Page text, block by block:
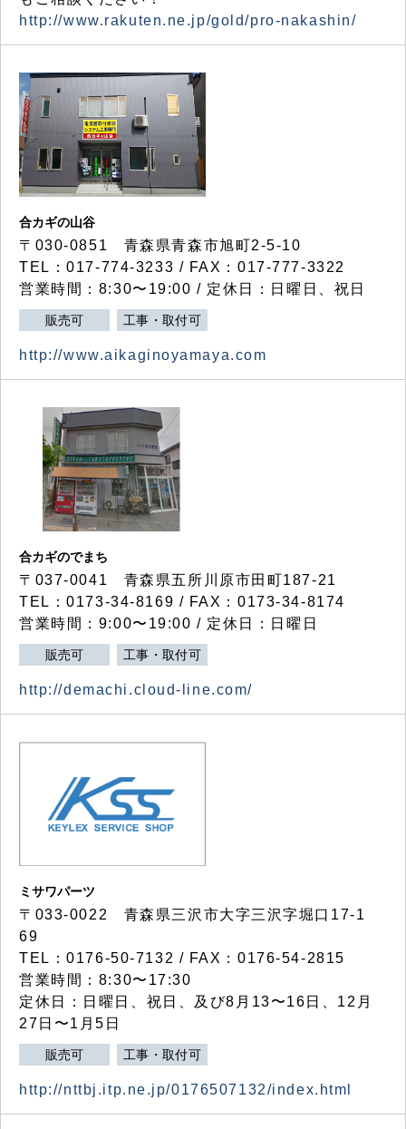
http://www.rakuten.ne.jp/gold/pro-nakashin/
合カギの山谷
〒030-0851 青森県青森市旭町2-5-10
TEL：017-774-3233 / FAX：017-777-3322
営業時間：8:30〜19:00 / 定休日：日曜日、祝日
販売可 工事・取付可
http://www.aikaginoyamaya.com
合カギのでまち
〒037-0041 青森県五所川原市田町187-21
TEL：0173-34-8169 / FAX：0173-34-8174
営業時間：9:00〜19:00 / 定休日：日曜日
販売可 工事・取付可
http://demachi.cloud-line.com/
ミサワパーツ
〒033-0022 青森県三沢市大字三沢字堀口17-1
69
TEL：0176-50-7132 / FAX：0176-54-2815
営業時間：8:30〜17:30
定休日：日曜日、祝日、及び8月13〜16日、12月
27日〜1月5日
販売可 工事・取付可
http://nttbj.itp.ne.jp/0176507132/index.html